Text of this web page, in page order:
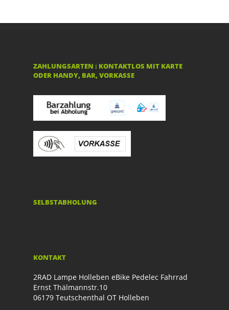
ZAHLUNGSARTEN : KONTAKTLOS MIT KARTE
ODER HANDY, BAR, VORKASSE
SELBSTABHOLUNG
KONTAKT
2RAD Lampe Holleben eBike Pedelec Fahrrad
Ernst Thälmannstr.10
06179 Teutschenthal OT Holleben